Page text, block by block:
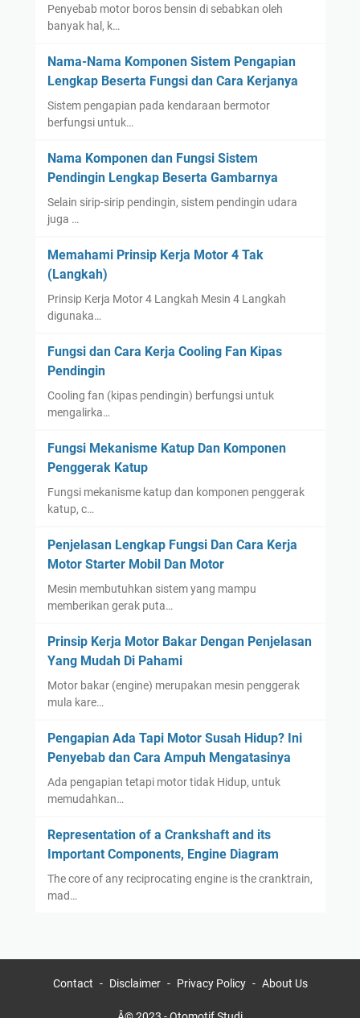
Penyebab motor boros bensin di sebabkan oleh
banyak hal, k…
Nama-Nama Komponen Sistem Pengapian
Lengkap Beserta Fungsi dan Cara Kerjanya
Sistem pengapian pada kendaraan bermotor
berfungsi untuk…
Nama Komponen dan Fungsi Sistem
Pendingin Lengkap Beserta Gambarnya
Selain sirip-sirip pendingin, sistem pendingin udara
juga …
Memahami Prinsip Kerja Motor 4 Tak
(Langkah)
Prinsip Kerja Motor 4 Langkah Mesin 4 Langkah
digunaka…
Fungsi dan Cara Kerja Cooling Fan Kipas
Pendingin
Cooling fan (kipas pendingin) berfungsi untuk
mengalirka…
Fungsi Mekanisme Katup Dan Komponen
Penggerak Katup
Fungsi mekanisme katup dan komponen penggerak
katup, c…
Penjelasan Lengkap Fungsi Dan Cara Kerja
Motor Starter Mobil Dan Motor
Mesin membutuhkan sistem yang mampu
memberikan gerak puta…
Prinsip Kerja Motor Bakar Dengan Penjelasan
Yang Mudah Di Pahami
Motor bakar (engine) merupakan mesin penggerak
mula kare…
Pengapian Ada Tapi Motor Susah Hidup? Ini
Penyebab dan Cara Ampuh Mengatasinya
Ada pengapian tetapi motor tidak Hidup, untuk
memudahkan…
Representation of a Crankshaft and its
Important Components, Engine Diagram
The core of any reciprocating engine is the cranktrain,
mad…
Contact Disclaimer Privacy Policy About Us